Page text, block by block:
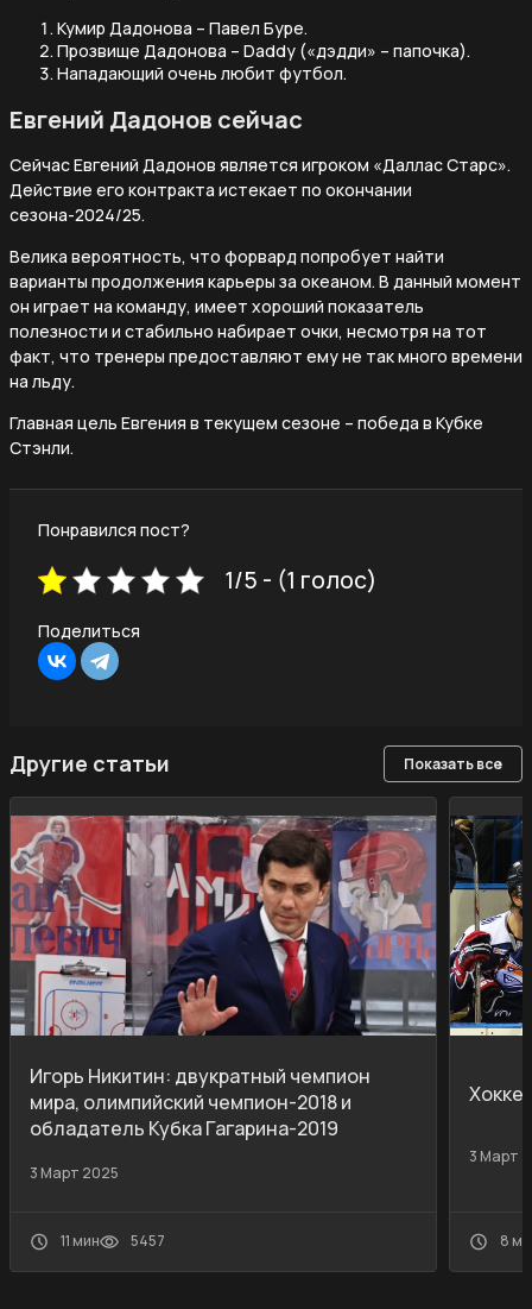
Кумир Дадонова – Павел Буре.
Прозвище Дадонова – Daddy («дэдди» – папочка).
Нападающий очень любит футбол.
Евгений Дадонов сейчас
Сейчас Евгений Дадонов является игроком «Даллас Старс».
Действие его контракта истекает по окончании
сезона-2024/25.
Велика вероятность, что форвард попробует найти
варианты продолжения карьеры за океаном. В данный момент
он играет на команду, имеет хороший показатель
полезности и стабильно набирает очки, несмотря на тот
факт, что тренеры предоставляют ему не так много времени
на льду.
Главная цель Евгения в текущем сезоне – победа в Кубке
Стэнли.
Понравился пост?
1/5 - (1 голос)
Поделиться
Другие статьи Показать все
Игорь Никитин: двукратный чемпион
мира, олимпийский чемпион-2018 и
обладатель Кубка Гагарина-2019
3 Март 2025
11 мин 5457
3 Март
8